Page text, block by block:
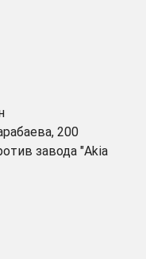
200
завода "Akia